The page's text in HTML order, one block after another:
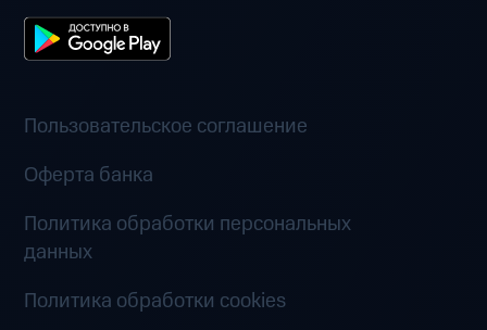
Пользовательское соглашение
Оферта банка
Политика обработки персональных
данных
Политика обработки cookies